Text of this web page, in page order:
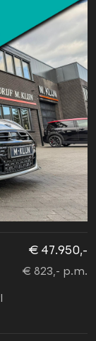
€ 47.950,-
€ 823,- p.m.